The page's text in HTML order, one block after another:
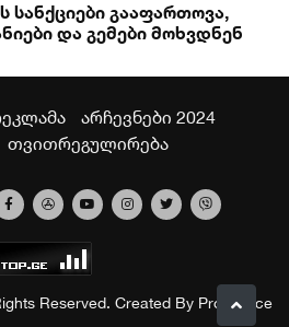
სანქციები გააფართოვა,
და გემები მოხვდნენ
არჩევნები 2024
თვითრეგულირება
Reserved. Created By Proservice